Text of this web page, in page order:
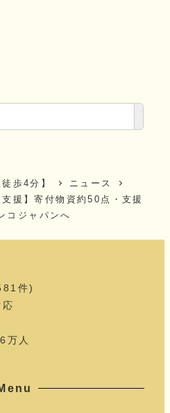
歩4分】
ニュース
支援】寄付物資約50点・支援
コジャパンへ
件)
万人